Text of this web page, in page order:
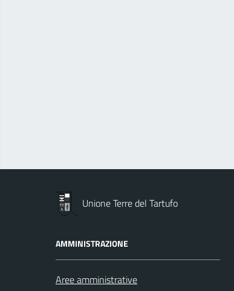
Unione Terre del Tartufo
AMMINISTRAZIONE
Aree amministrative